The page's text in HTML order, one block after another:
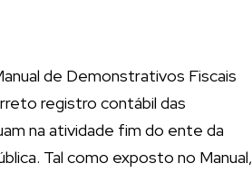
de Demonstrativos Fiscais
registro contábil das
na atividade fim do ente da
Tal como exposto no Manual,